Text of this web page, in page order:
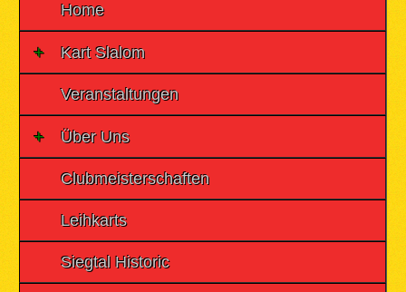
Home
Kart Slalom
Veranstaltungen
Über Uns
Clubmeisterschaften
Leihkarts
Siegtal Historic